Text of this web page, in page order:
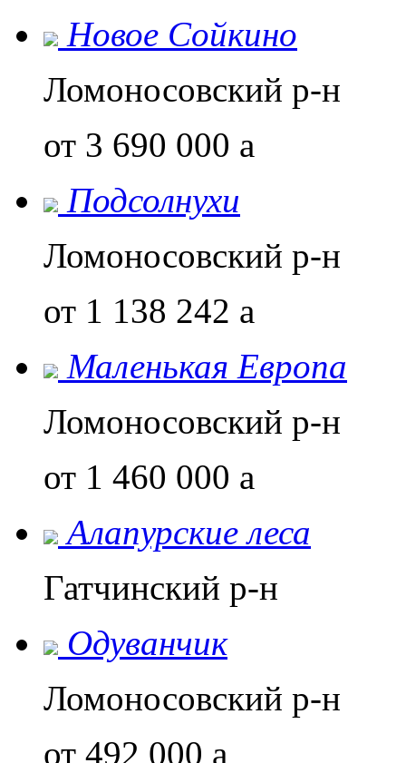
Новое Сойкино
Ломоносовский р-н
от 3 690 000 a
Подсолнухи
Ломоносовский р-н
от 1 138 242 a
Маленькая Европа
Ломоносовский р-н
от 1 460 000 a
Алапурские леса
Гатчинский р-н
Одуванчик
Ломоносовский р-н
от 492 000 a